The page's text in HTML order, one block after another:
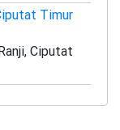
Timur
Ciputat